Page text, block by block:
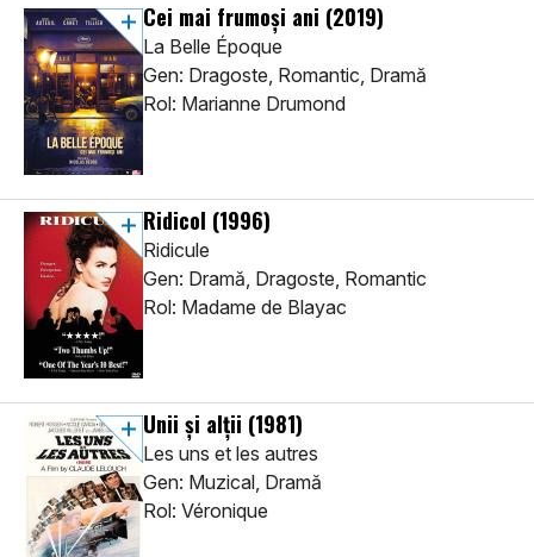
Cei mai frumoși ani (2019)
La Belle Époque
Gen: Dragoste, Romantic, Dramă
Rol: Marianne Drumond
Ridicol (1996)
Ridicule
Gen: Dramă, Dragoste, Romantic
Rol: Madame de Blayac
Unii și alții (1981)
Les uns et les autres
Gen: Muzical, Dramă
Rol: Véronique